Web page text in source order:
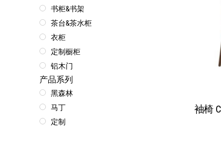
书柜&书架
茶台&茶水柜
衣柜
定制橱柜
铝木门
产品系列
黑森林
马丁
定制
袖椅